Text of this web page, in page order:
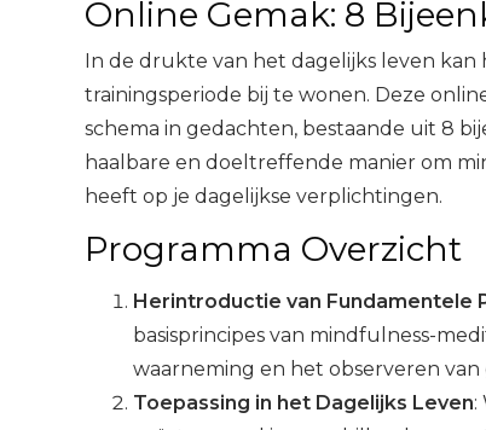
Online Gemak: 8
In de drukte van het dagelijks leven kan
trainingsperiode bij te wonen. Deze
schema in gedachten, bestaande uit 8
haalbare en doeltreffende manier om
heeft op je dagelijkse verplichtingen.
Programma Overzicht
Herintroductie van Fundamentele
basisprincipes van mindfulness-
waarneming en het observeren van
Toepassing in het Dagelijks Leven: